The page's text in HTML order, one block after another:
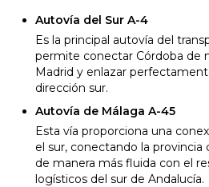
Autovía del Sur A-4
Es la principal autovía del
permite conectar Córdoba de
Madrid y enlazar
dirección sur.
Autovía de Málaga A-45
Esta vía proporciona una
el sur, conectando la provincia
de manera más fluida con el
logísticos del sur de Andalucía.